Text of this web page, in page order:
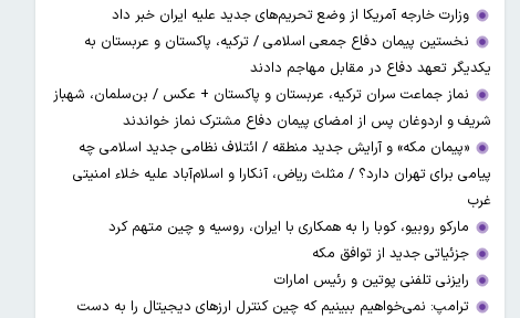
وزارت خارجه آمریکا از وضع تحریم‌های جدید علیه ایران خبر داد
نخستین پیمان دفاع جمعی اسلامی / ترکیه، پاکستان و عربستان به
یکدیگر تعهد دفاع در مقابل مهاجم دادند
نماز جماعت سران ترکیه، عربستان و پاکستان + عکس / بن‌سلمان، شهباز
شریف و اردوغان پس از امضای پیمان دفاع مشترک نماز خواندند
«پیمان مکه» و آرایش جدید منطقه / ائتلاف نظامی جدید اسلامی چه
پیامی برای تهران دارد؟ / مثلث ریاض، آنکارا و اسلام‌آباد علیه خلاء امنیتی
غرب
مارکو روبیو، کوبا را به همکاری با ایران، روسیه و چین متهم کرد
جزئیاتی جدید از توافق مکه
رایزنی تلفنی پوتین و رئیس امارات
ترامپ: نمی‌خواهیم ببینیم که چین کنترل ارز‌های دیجیتال را به دست